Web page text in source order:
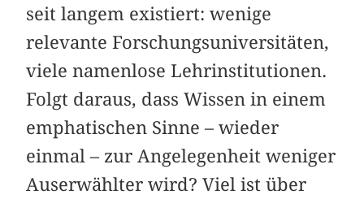
seit langem existiert: wenige
relevante Forschungsuniversitäten,
viele namenlose Lehrinstitutionen.
Folgt daraus, dass Wissen in einem
emphatischen Sinne – wieder
einmal – zur Angelegenheit weniger
Auserwählter wird? Viel ist über